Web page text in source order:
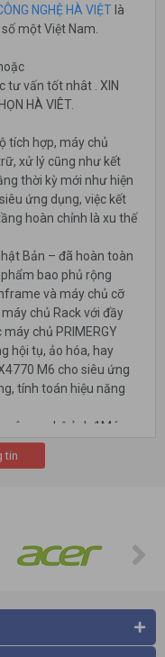
NGHỆ HÀ VIỆT là
một Việt Nam.
tư vấn tốt nhât . XIN
HÀ VIÊT.
tích hợp, máy chủ
xử lý cũng như kết
thời kỳ mới như hiện
ứng dụng, việc kết
hoàn chỉnh là xu thế
Bản – đã hoàn toàn
bao phủ rộng
và máy chủ cỡ
chủ Rack với đầy
chủ PRIMERGY
hội tụ, ảo hóa, hay
M6 cho siêu ứng
tính toán hiệu năng
nghệ ảnh 1Máy
M5 với bộ xử lý
không gian cho
các công ty tài chính,
là vấn đề mang tính
của tổ chức.
tin